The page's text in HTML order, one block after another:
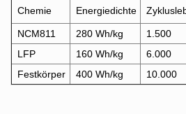
Chemie Energiedichte
NCM811 280 Wh/kg 1.500
LFP
160 Wh/kg 6.000
Festkörper
400 Wh/kg 10.000